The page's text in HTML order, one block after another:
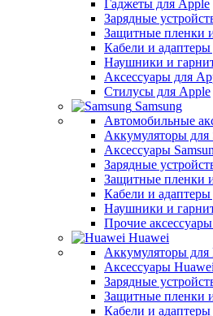
Гаджеты для Apple
Зарядные
Защитные пленки
Кабели и
Наушники и
Аксессуары для
Стилусы для Apple
Samsung
Автомобильные
Аккумуляторы для
Аксессуары
Зарядные
Защитные пленки
Кабели и адаптеры
Наушники и
Прочие
Huawei
Аккумуляторы для
Аксессуары Huawei
Зарядные
Защитные пленки
Кабели и